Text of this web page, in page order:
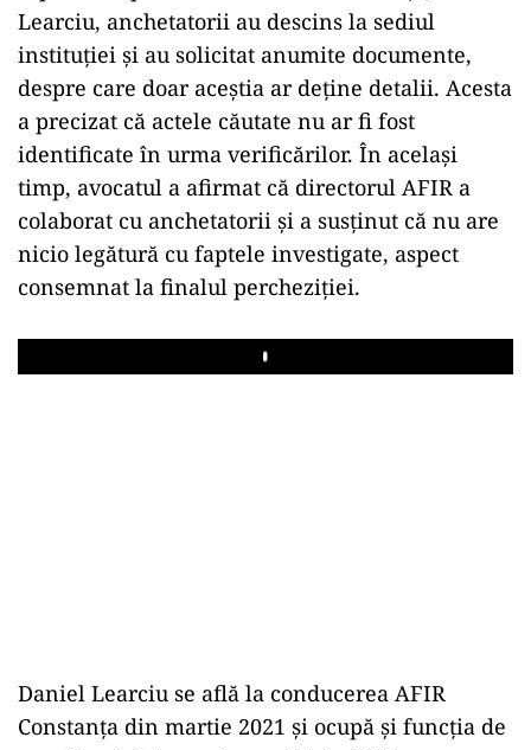
Learciu, anchetatorii au descins la sediul
instituției și au solicitat anumite documente,
despre care doar aceștia ar deține detalii. Acesta
a precizat că actele căutate nu ar fi fost
identificate în urma verificărilor. În același
timp, avocatul a afirmat că directorul AFIR a
colaborat cu anchetatorii și a susținut că nu are
nicio legătură cu faptele investigate, aspect
consemnat la finalul percheziției.
Play
Daniel Learciu se află la conducerea AFIR
Constanța din martie 2021 și ocupă și funcția de